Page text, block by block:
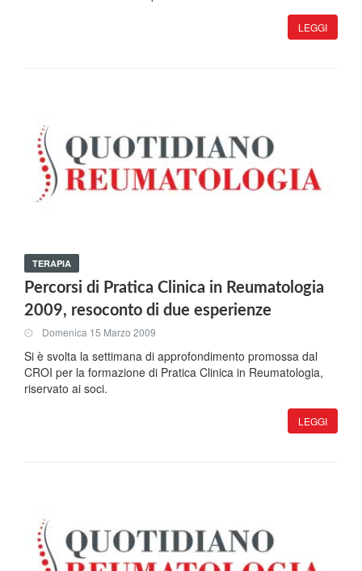
LEGGI
TERAPIA
Percorsi di Pratica Clinica in Reumatologia
2009, resoconto di due esperienze
Domenica 15 Marzo 2009
Si è svolta la settimana di approfondimento promossa dal
CROI per la formazione di Pratica Clinica in Reumatologia,
riservato ai soci.
LEGGI